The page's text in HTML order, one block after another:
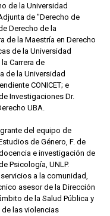
de la Universidad
de "Derecho de
Derecho de la
de la Maestría en Derecho
de la Universidad
Carrera de
de la Universidad
CONICET; e
Investigaciones Dr.
UBA.
del equipo de
de Género, F. de
e investigación de
Psicología, UNLP.
a la comunidad,
asesor de la Dirección
de la Salud Pública y
de las violencias